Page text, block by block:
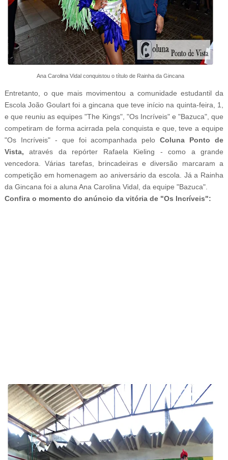
Ana Carolina Vidal conquistou o título de Rainha da Gincana
Entretanto, o que mais movimentou a comunidade estudantil da
Escola João Goulart foi a gincana que teve início na quinta-feira, 1,
e que reuniu as equipes "The Kings", "Os Incríveis" e "Bazuca", que
competiram de forma acirrada pela conquista e que, teve a equipe
"Os Incríveis" - que foi acompanhada peloColuna Ponto de
Vista,através da repórter Rafaela Kieling - como a grande
vencedora. Várias tarefas, brincadeiras e diversão marcaram a
competição em homenagem ao aniversário da escola. Já a Rainha
da Gincana foi a aluna Ana Carolina Vidal, da equipe "Bazuca".
Confira o momento do anúncio da vitória de "Os Incríveis":